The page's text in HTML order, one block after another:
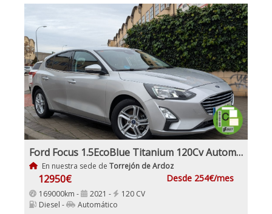
Ford Focus 1.5EcoBlue Titanium 120Cv Automático
En nuestra sede de Torrejón de Ardoz
12950€ Desde 254€/mes
169000km - 2021 -
120 CV
Diesel -
Automático